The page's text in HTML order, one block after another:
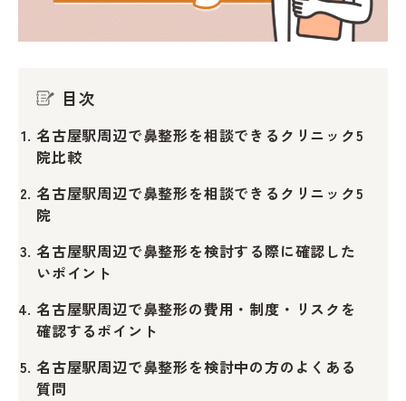
目次
名古屋駅周辺で鼻整形を相談できるクリニック5
院比較
名古屋駅周辺で鼻整形を相談できるクリニック5
院
名古屋駅周辺で鼻整形を検討する際に確認した
いポイント
名古屋駅周辺で鼻整形の費用・制度・リスクを
確認するポイント
名古屋駅周辺で鼻整形を検討中の方のよくある
質問